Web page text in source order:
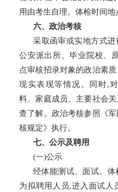
用由考生自理。体检时间地
六、政治考核
采取函审或实地方式进
公安派出所、毕业院校、
点审核招录对象的政治素
现实表现等情况。同时,
料、家庭成员、主要社会
查了解。政治考核参照《
核规定》执行。
七、公示及聘用
(一)公示
经体能测试、面试、
为拟聘用人员,进入面试人